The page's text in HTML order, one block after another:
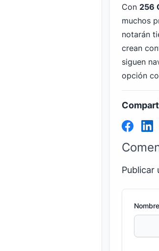
Con 256
muchos
notarán
crean
siguen
opción
Publicar
Nombre